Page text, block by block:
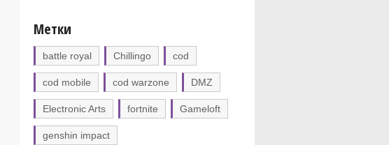
Метки
battle royal Chillingo cod
cod mobile cod warzone DMZ
Electronic Arts fortnite Gameloft
genshin impact